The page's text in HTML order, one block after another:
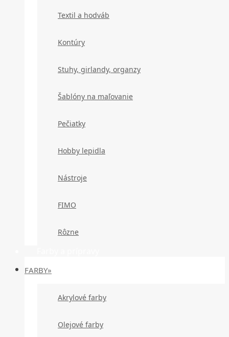
Textil a hodváb
Kontúry
Stuhy, girlandy, organzy
Šablóny na maľovanie
Pečiatky
Hobby lepidla
Nástroje
FIMO
Rôzne
FARBY»
Akrylové farby
Olejové farby